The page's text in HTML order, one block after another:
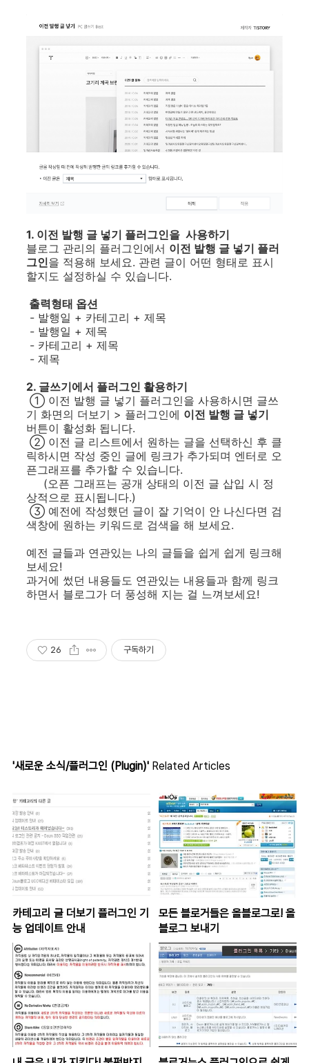
1. 이전 발행 글 넣기 플러그인을 사용하기
블로그 관리의 플러그인에서 이전 발행 글 넣기 플러
그인을 적용해 보세요. 관련 글이 어떤 형태로 표시
할지도 설정하실 수 있습니다.
출력형태 옵션
- 발행일 + 카테고리 + 제목
- 발행일 + 제목
- 카테고리 + 제목
- 제목
2. 글쓰기에서 플러그인 활용하기
① 이전 발행 글 넣기 플러그인을 사용하시면 글쓰
기 화면의 더보기 > 플러그인에 이전 발행 글 넣기
버튼이 활성화 됩니다.
② 이전 글 리스트에서 원하는 글을 선택하신 후 클
릭하시면 작성 중인 글에 링크가 추가되며 엔터로 오
픈그래프를 추가할 수 있습니다.
(오픈 그래프는 공개 상태의 이전 글 삽입 시 정
상적으로 표시됩니다.)
③ 예전에 작성했던 글이 잘 기억이 안 나신다면 검
색창에 원하는 키워드로 검색을 해 보세요.
예전 글들과 연관있는 나의 글들을 쉽게 쉽게 링크해
보세요!
과거에 썼던 내용들도 연관있는 내용들과 함께 링크
하면서 블로그가 더 풍성해 지는 걸 느껴보세요!
26 구독하기
'새로운 소식/플러그인 (Plugin)' Related Articles
카테고리 글 더보기 플러그인 기
능 업데이트 안내
모든 블로거들은 올블로그로! 올
블로그 보내기